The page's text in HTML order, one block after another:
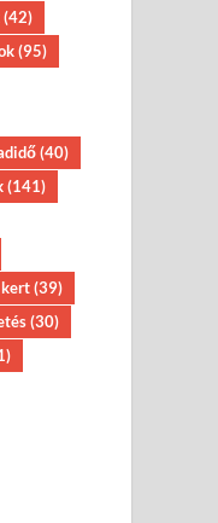
(42)
(95)
(40)
(141)
(39)
(30)